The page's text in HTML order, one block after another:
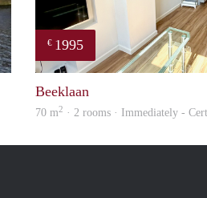
Woning
€ 1995
Beeklaan
70 m2 · 2 rooms · Immediately -